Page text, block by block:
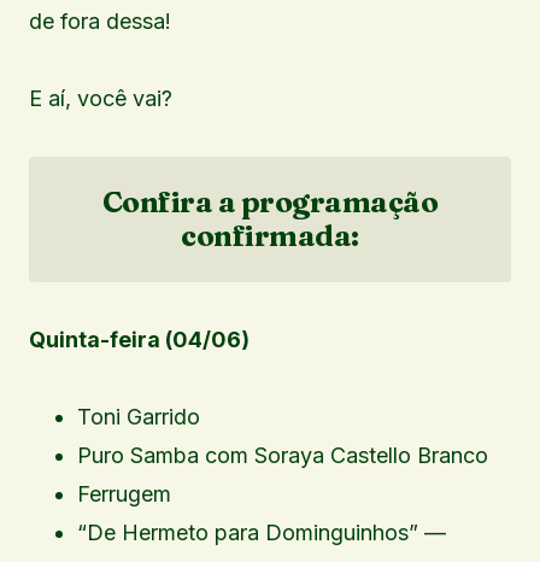
de fora dessa!
E aí, você vai?
Confira a programação
confirmada:
Quinta-feira (04/06)
Toni Garrido
Puro Samba com Soraya Castello Branco
Ferrugem
“De Hermeto para Dominguinhos” —